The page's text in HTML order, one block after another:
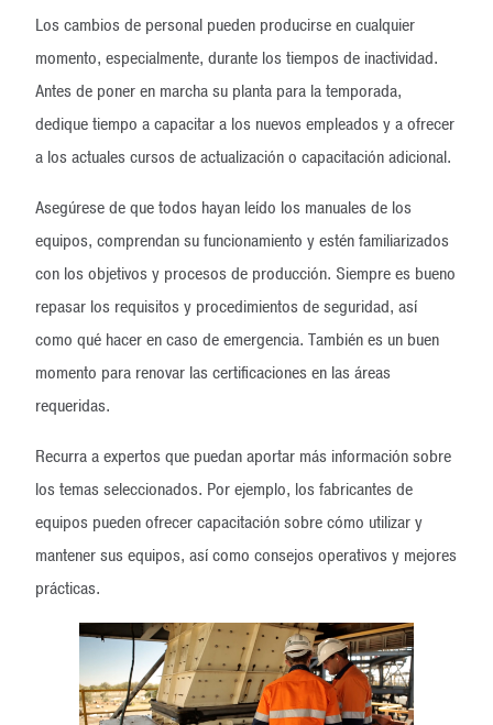
Los cambios de personal pueden producirse en cualquier
momento, especialmente, durante los tiempos de inactividad.
Antes de poner en marcha su planta para la temporada,
dedique tiempo a capacitar a los nuevos empleados y a ofrecer
a los actuales cursos de actualización o capacitación adicional.
Asegúrese de que todos hayan leído los manuales de los
equipos, comprendan su funcionamiento y estén familiarizados
con los objetivos y procesos de producción. Siempre es bueno
repasar los requisitos y procedimientos de seguridad, así
como qué hacer en caso de emergencia. También es un buen
momento para renovar las certificaciones en las áreas
requeridas.
Recurra a expertos que puedan aportar más información sobre
los temas seleccionados. Por ejemplo, los fabricantes de
equipos pueden ofrecer capacitación sobre cómo utilizar y
mantener sus equipos, así como consejos operativos y mejores
prácticas.